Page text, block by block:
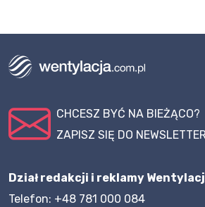
CHCESZ BYĆ NA BIEŻĄCO?
ZAPISZ SIĘ DO
Dział redakcji i reklamy
Telefon: +48 781 000 084